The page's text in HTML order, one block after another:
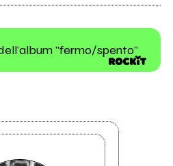
"fermo/spento"